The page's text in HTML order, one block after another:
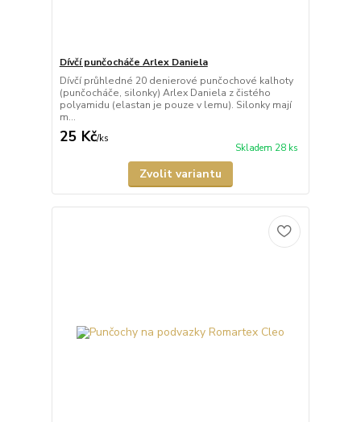
Dívčí punčocháče Arlex Daniela
Dívčí průhledné 20 denierové punčochové kalhoty
(punčocháče, silonky) Arlex Daniela z čistého
polyamidu (elastan je pouze v lemu). Silonky mají
m...
25 Kč/ks
Skladem 28 ks
Zvolit variantu